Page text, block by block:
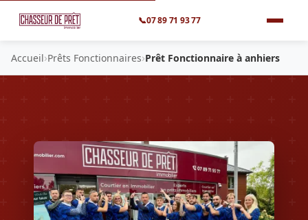
📞07 89 71 93 77
Accueil›Prêts Fonctionnaires›Prêt Fonctionnaire à anhiers